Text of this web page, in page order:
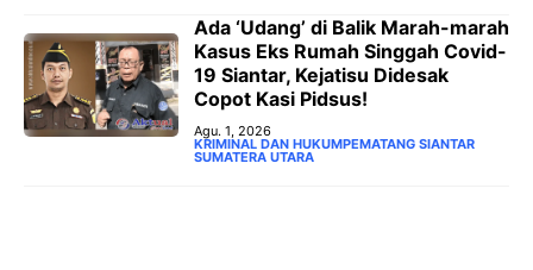
Ada ‘Udang’ di Balik Marah-marah
Kasus Eks Rumah Singgah Covid-
19 Siantar, Kejatisu Didesak
Copot Kasi Pidsus!
Agu. 1, 2026
KRIMINAL DAN HUKUMPEMATANG SIANTAR
SUMATERA UTARA